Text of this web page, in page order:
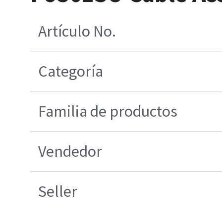
Artículo No.
Categoría
Familia de productos
Vendedor
Seller